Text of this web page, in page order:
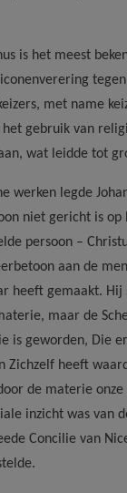
is het meest
met name
gebruik van
wat leidde tot
werken legde
niet gericht is op
persoon –
aan de
heeft gemaakt. Hij
maar de
is geworden, Die
Zichzelf heeft
de materie
inzicht was van
Concilie van